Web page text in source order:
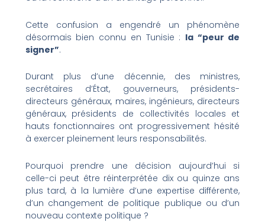
Cette confusion a engendré un phénomène
désormais bien connu en Tunisie : la “peur de
signer”.
Durant plus d’une décennie, des ministres,
secrétaires d’État, gouverneurs, présidents-
directeurs généraux, maires, ingénieurs, directeurs
généraux, présidents de collectivités locales et
hauts fonctionnaires ont progressivement hésité
à exercer pleinement leurs responsabilités.
Pourquoi prendre une décision aujourd’hui si
celle-ci peut être réinterprétée dix ou quinze ans
plus tard, à la lumière d’une expertise différente,
d’un changement de politique publique ou d’un
nouveau contexte politique ?